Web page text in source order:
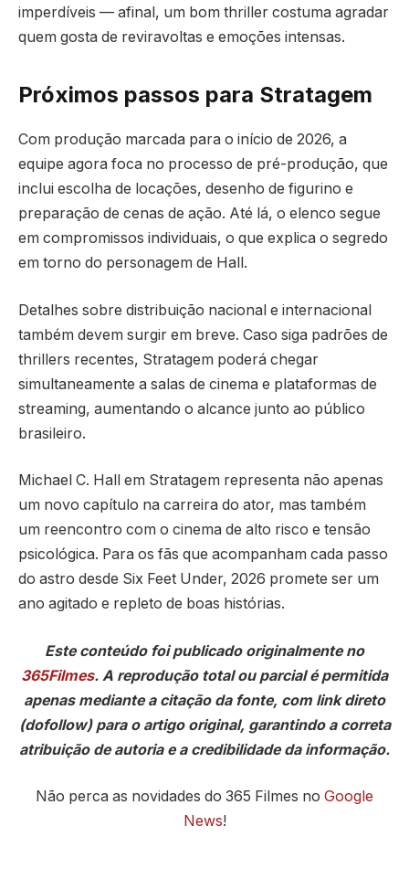
imperdíveis — afinal, um bom thriller costuma agradar
quem gosta de reviravoltas e emoções intensas.
Próximos passos para Stratagem
Com produção marcada para o início de 2026, a
equipe agora foca no processo de pré-produção, que
inclui escolha de locações, desenho de figurino e
preparação de cenas de ação. Até lá, o elenco segue
em compromissos individuais, o que explica o segredo
em torno do personagem de Hall.
Detalhes sobre distribuição nacional e internacional
também devem surgir em breve. Caso siga padrões de
thrillers recentes, Stratagem poderá chegar
simultaneamente a salas de cinema e plataformas de
streaming, aumentando o alcance junto ao público
brasileiro.
Michael C. Hall em Stratagem representa não apenas
um novo capítulo na carreira do ator, mas também
um reencontro com o cinema de alto risco e tensão
psicológica. Para os fãs que acompanham cada passo
do astro desde Six Feet Under, 2026 promete ser um
ano agitado e repleto de boas histórias.
Este conteúdo foi publicado originalmente no
365Filmes. A reprodução total ou parcial é permitida
apenas mediante a citação da fonte, com link direto
(dofollow) para o artigo original, garantindo a correta
atribuição de autoria e a credibilidade da informação.
Não perca as novidades do 365 Filmes no Google
News!